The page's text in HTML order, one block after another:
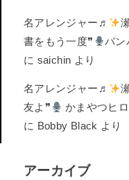
名アレンジャー♬
書をもう一度❞
バン
に saichin より
名アレンジャー♬
友よ❞
かまやつヒ
に Bobby Black より
アーカイブ